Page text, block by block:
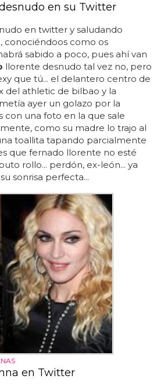
en su Twitter
en twitter y saludando
conociéndoos como os
sabido a poco, pues ahí van
llorente desnudo tal vez no, pero
que tú... el delantero centro de
del athletic de bilbao y la
ayer un golazo por la
con una foto en la que sale
como su madre lo trajo al
toallita tapando parcialmente
que fernado llorente no esté
rollo... perdón, ex-león... ya
sonrisa perfecta...
en Twitter